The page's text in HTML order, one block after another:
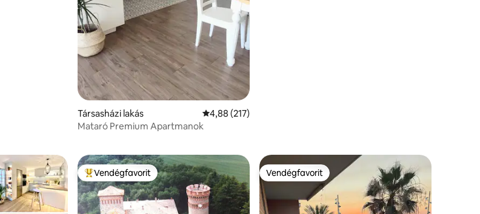
Társasházi lakás Átlagos értékelés: 5/4,88, 217 vélemény
4,88 (217)
Mataró Premium Apartmanok
Kiemelt vendégfavorit
Vendégfavorit Vendégfavorit
Vendégfavorit